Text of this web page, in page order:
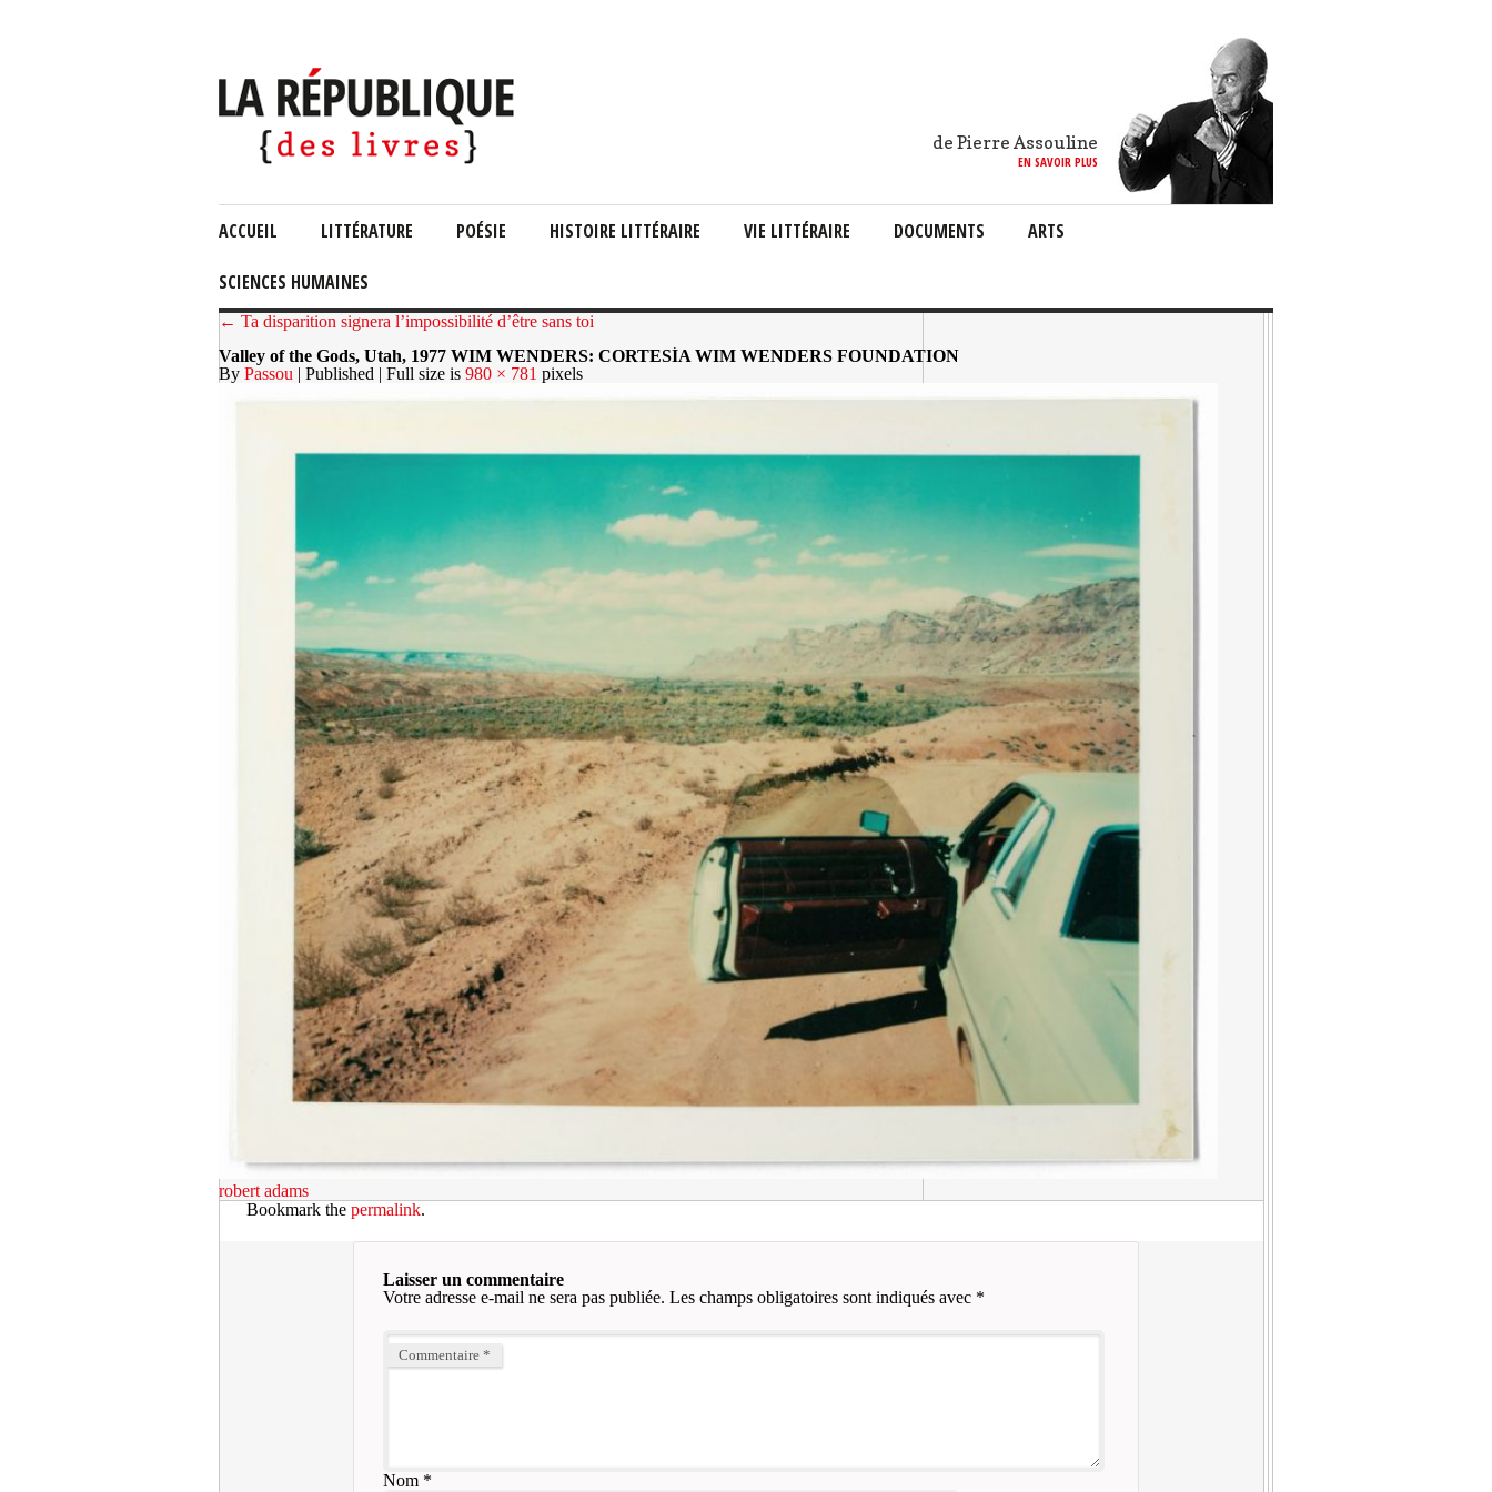
de Pierre Assouline
EN SAVOIR PLUS
ACCUEIL LITTÉRATURE POÉSIE HISTOIRE LITTÉRAIRE VIE LITTÉRAIRE DOCUMENTS ARTS
SCIENCES HUMAINES
← Ta disparition signera l’impossibilité d’être sans toi
Valley of the Gods, Utah, 1977 WIM WENDERS: CORTESÍA WIM WENDERS FOUNDATION
By Passou | Published | Full size is 980 × 781 pixels
robert adams
Bookmark the permalink.
Laisser un commentaire
Votre adresse e-mail ne sera pas publiée. Les champs obligatoires sont indiqués avec *
Commentaire *
Nom*